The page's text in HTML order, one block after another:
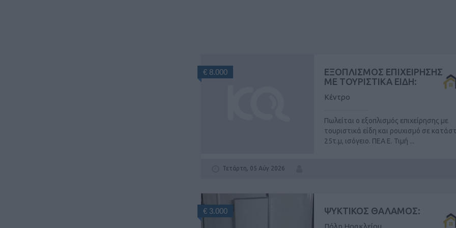
ΕΞΟΠΛΙΣΜΟΣ ΕΠΙΧΕΙΡΗΣΗΣ
ΜΕ ΤΟΥΡΙΣΤΙΚΑ ΕΙΔΗ:
Κέντρο
Πωλείται ο εξοπλισμός επιχείρησης με
τουριστικά είδη και ρουχισμό σε
25τ.μ, ισόγειο. ΠΕΑ Ε. Τιμή ...
€ 8.000
Τετάρτη, 05 Αύγ 2026
ΨΥΚΤΙΚΟΣ ΘΑΛΑΜΟΣ:
Πόλη Ηρακλείου
€ 3.000